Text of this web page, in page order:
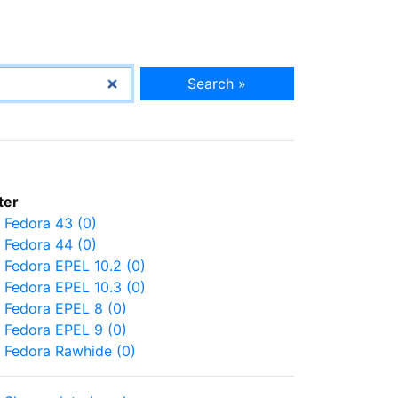
Search »
Fedora 43 (0)
Fedora 44 (0)
Fedora EPEL 10.2 (0)
Fedora EPEL 10.3 (0)
Fedora EPEL 8 (0)
Fedora EPEL 9 (0)
Fedora Rawhide (0)